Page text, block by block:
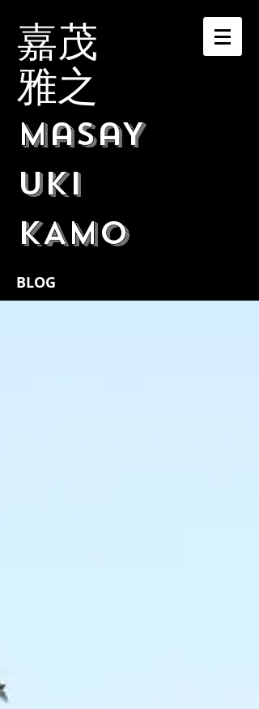
嘉茂
雅之
MasaY
UKI
KAMO
BLOG